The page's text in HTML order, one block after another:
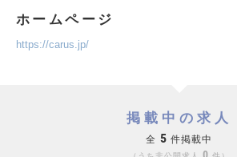
ホームページ
https://carus.jp/
掲載中の求人
全 5 件掲載中